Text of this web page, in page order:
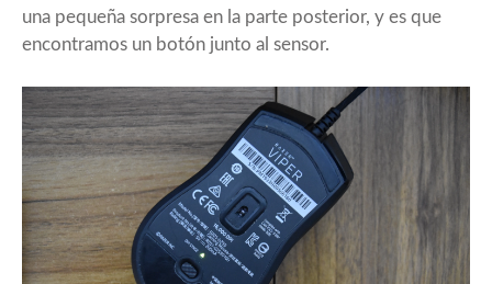
una pequeña sorpresa en la parte posterior, y es que
encontramos un botón junto al sensor.